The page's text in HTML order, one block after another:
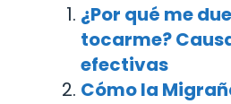
¿Por qué me
tocarme?
efectivas
Cómo la